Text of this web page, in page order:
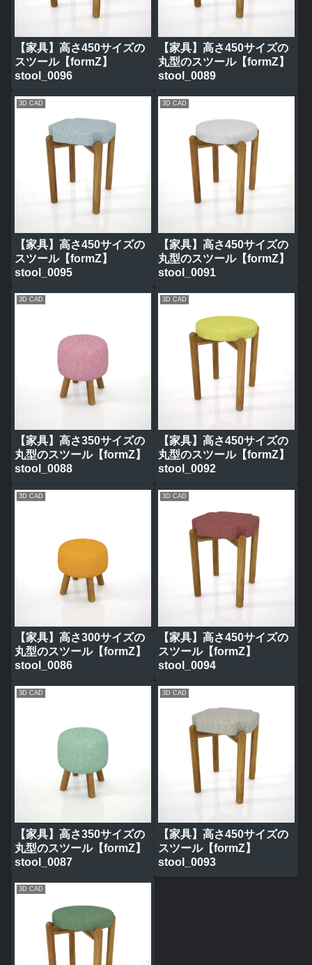
【家具】高さ450サイズの
スツール【formZ】
stool_0096
【家具】高さ450サイズの
丸型のスツール【formZ】
stool_0089
3D CAD
【家具】高さ450サイズの
スツール【formZ】
stool_0095
3D CAD
【家具】高さ450サイズの
丸型のスツール【formZ】
stool_0091
3D CAD
【家具】高さ350サイズの
丸型のスツール【formZ】
stool_0088
3D CAD
【家具】高さ450サイズの
丸型のスツール【formZ】
stool_0092
3D CAD
【家具】高さ300サイズの
丸型のスツール【formZ】
stool_0086
3D CAD
【家具】高さ450サイズの
スツール【formZ】
stool_0094
3D CAD
【家具】高さ350サイズの
丸型のスツール【formZ】
stool_0087
3D CAD
【家具】高さ450サイズの
スツール【formZ】
stool_0093
3D CAD